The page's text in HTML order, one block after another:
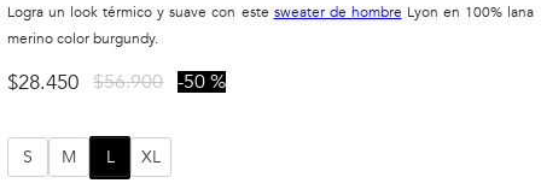
Logra un look térmico y suave con este sweater de hombre Lyon en 100% lana
merino color burgundy.
$28.450 $56.900 50 %
S M L XL